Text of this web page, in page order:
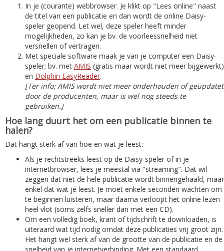
In je (courante) webbrowser. Je klikt op "Lees online" naast
de titel van een publicatie en dan wordt de online Daisy-
speler geopend. Let wel, deze speler heeft minder
mogelijkheden, zo kan je bv. de voorleessnelheid niet
versnellen of vertragen.
Met speciale software maak je van je computer een Daisy-
speler; bv. met AMIS (gratis maar wordt niet meer bijgewerkt)
en Dolphin EasyReader.
[Ter info: AMIS wordt niet meer onderhouden of geüpdatet
door de producenten, maar is wel nog steeds te
gebruiken.]
Hoe lang duurt het om een publicatie binnen te
halen?
Dat hangt sterk af van hoe en wat je leest:
Als je rechtstreeks leest op de Daisy-speler of in je
internetbrowser, lees je meestal via "streaming". Dat wil
zeggen dat niet de hele publicatie wordt binnengehaald, maar
enkel dat wat je leest. Je moet enkele seconden wachten om
te beginnen luisteren, maar daarna verloopt het online lezen
heel vlot (soms zelfs sneller dan met een CD).
Om een volledig boek, krant of tijdschrift te downloaden, is
uiteraard wat tijd nodig omdat deze publicaties vrij groot zijn.
Het hangt wel sterk af van de grootte van de publicatie en de